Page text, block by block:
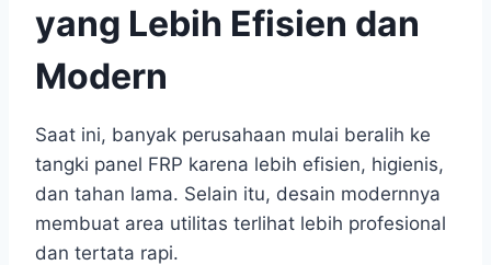
yang Lebih Efisien dan
Modern
Saat ini, banyak perusahaan mulai beralih ke
tangki panel FRP karena lebih efisien, higienis,
dan tahan lama. Selain itu, desain modernnya
membuat area utilitas terlihat lebih profesional
dan tertata rapi.